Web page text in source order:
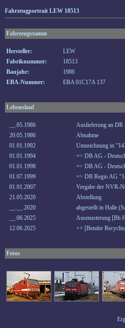
Fahrzeugportrait LEW 18513
Fahrzeugstamm
Hersteller: LEW
Fabriknummer:
18513
Baujahr:
1986
EBA-Nummer:
EBA 01C17A 137
Lebenslauf
__.05.1986
Auslieferung an DR
20.05.1986
Abnahme
01.01.1992
Umzeichnung in
01.01.1994
=> DB AG -
01.01.1998
=> DB AG -
01.07.1999
=> DB Regio AG
01.01.2007
Vergabe der NVR-
21.05.2020
Abstellung
__.__.2020
abgestellt in Halle
__.06.2025
Ausmusterung [Bh
12.06.2025
++ [Bender
Fotos